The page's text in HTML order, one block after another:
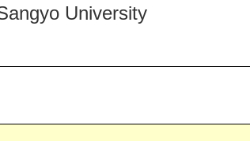
University